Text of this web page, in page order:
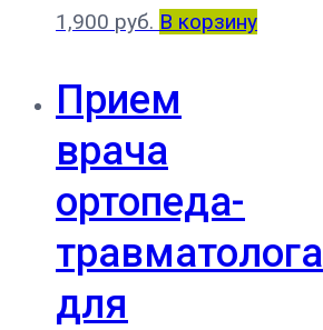
1,900 руб. В корзину
Прием
врача
ортопеда-
травматолога
для